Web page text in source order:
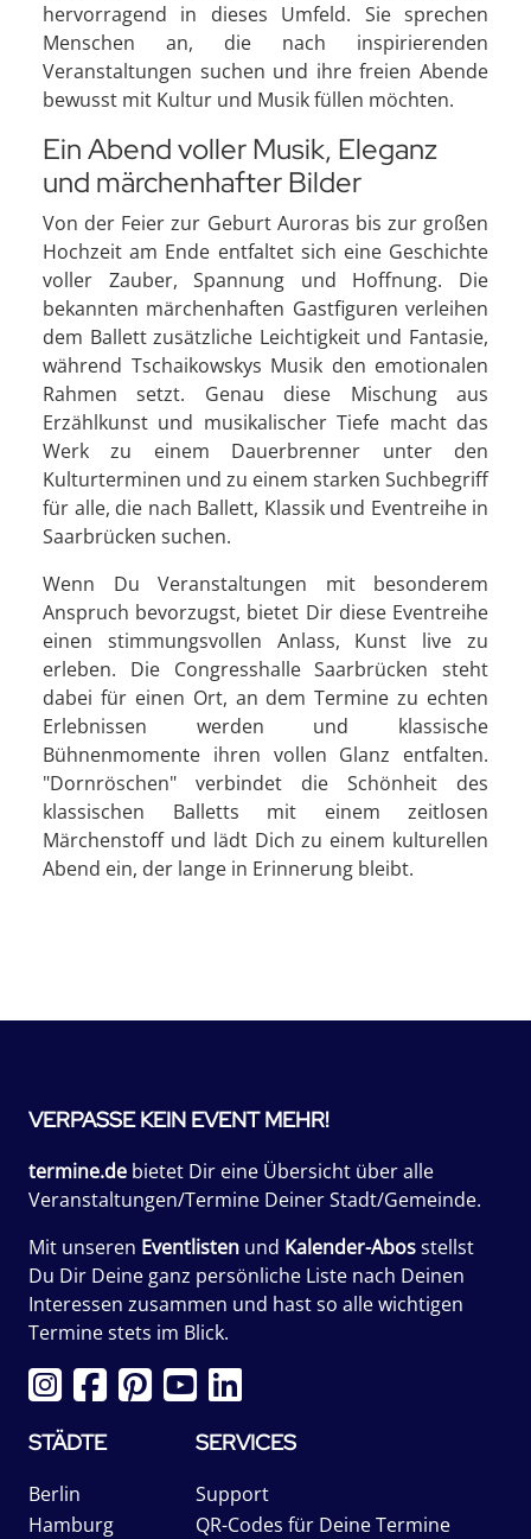
hervorragend in dieses Umfeld. Sie sprechen
Menschen an, die nach inspirierenden
Veranstaltungen suchen und ihre freien Abende
bewusst mit Kultur und Musik füllen möchten.
Ein Abend voller Musik, Eleganz
und märchenhafter Bilder
Von der Feier zur Geburt Auroras bis zur großen
Hochzeit am Ende entfaltet sich eine Geschichte
voller Zauber, Spannung und Hoffnung. Die
bekannten märchenhaften Gastfiguren verleihen
dem Ballett zusätzliche Leichtigkeit und Fantasie,
während Tschaikowskys Musik den emotionalen
Rahmen setzt. Genau diese Mischung aus
Erzählkunst und musikalischer Tiefe macht das
Werk zu einem Dauerbrenner unter den
Kulturterminen und zu einem starken Suchbegriff
für alle, die nach Ballett, Klassik und Eventreihe in
Saarbrücken suchen.
Wenn Du Veranstaltungen mit besonderem
Anspruch bevorzugst, bietet Dir diese Eventreihe
einen stimmungsvollen Anlass, Kunst live zu
erleben. Die Congresshalle Saarbrücken steht
dabei für einen Ort, an dem Termine zu echten
Erlebnissen werden und klassische
Bühnenmomente ihren vollen Glanz entfalten.
"Dornröschen" verbindet die Schönheit des
klassischen Balletts mit einem zeitlosen
Märchenstoff und lädt Dich zu einem kulturellen
Abend ein, der lange in Erinnerung bleibt.
VERPASSE KEIN EVENT MEHR!
termine.de bietet Dir eine Übersicht über alle
Veranstaltungen/Termine Deiner Stadt/Gemeinde.
Mit unseren Eventlisten und Kalender-Abosstellst
Du Dir Deine ganz persönliche Liste nach Deinen
Interessen zusammen und hast so alle wichtigen
Termine stets im Blick.
STÄDTE
Berlin
Hamburg
SERVICES
Support
QR-Codes für Deine Termine